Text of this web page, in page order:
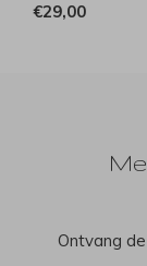
€29,00
Ontvang